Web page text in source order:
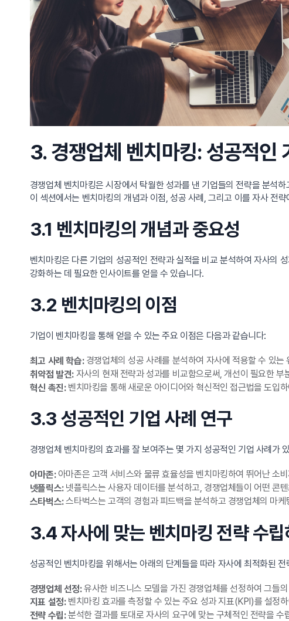
3. 경쟁업체 벤치마킹: 성공적인
경쟁업체 벤치마킹은 시장에서 탁월한 성과를 낸 기업들의 전략을 분석
이 섹션에서는 벤치마킹의 개념과 이점, 성공 사례, 그리고 이를 자사 전
3.1 벤치마킹의 개념과 중요성
벤치마킹은 다른 기업의 성공적인 전략과 실적을 비교 분석하여 자사의
강화하는 데 필요한 인사이트를 얻을 수 있습니다.
3.2 벤치마킹의 이점
기업이 벤치마킹을 통해 얻을 수 있는 주요 이점은 다음과 같습니다:
최고 사례 학습:경쟁업체의 성공 사례를 분석하여 자사에 적용할 수 있는
취약점 발견:자사의 현재 전략과 성과를 비교함으로써, 개선이 필요한 부
혁신 촉진:벤치마킹을 통해 새로운 아이디어와 혁신적인 접근법을 도입
3.3 성공적인 기업 사례 연구
경쟁업체 벤치마킹의 효과를 잘 보여주는 몇 가지 성공적인 기업 사례가
아마존:아마존은 고객 서비스와 물류 효율성을 벤치마킹하여 뛰어난 소
넷플릭스:넷플릭스는 사용자 데이터를 분석하고, 경쟁업체들이 어떤 콘
스타벅스:스타벅스는 고객의 경험과 피드백을 분석하고 경쟁업체의 마
3.4 자사에 맞는 벤치마킹 전략 수립
성공적인 벤치마킹을 위해서는 아래의 단계들을 따라 자사에 최적화된
경쟁업체 선정:유사한 비즈니스 모델을 가진 경쟁업체를 선정하여 그들
지표 설정:벤치마킹 효과를 측정할 수 있는 주요 성과 지표(KPI)를 설정
전략 수립:분석한 결과를 토대로 자사의 요구에 맞는 구체적인 전략을 수